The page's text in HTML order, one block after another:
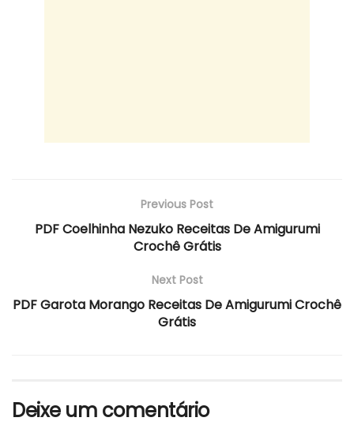
Previous Post
PDF Coelhinha Nezuko Receitas De Amigurumi
Crochê Grátis
Next Post
PDF Garota Morango Receitas De Amigurumi Crochê
Grátis
Deixe um comentário